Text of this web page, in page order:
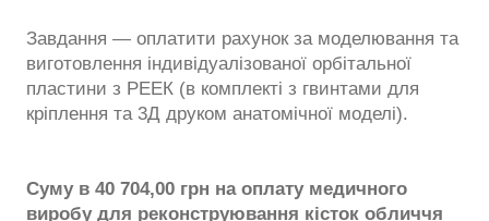
Завдання — оплатити рахунок за моделювання та
виготовлення індивідуалізованої орбітальної
пластини з РЕЕК (в комплекті з гвинтами для
кріплення та 3Д друком анатомічної моделі).
Суму в 40 704,00 грн на оплату медичного
виробу для реконструювання кісток обличчя